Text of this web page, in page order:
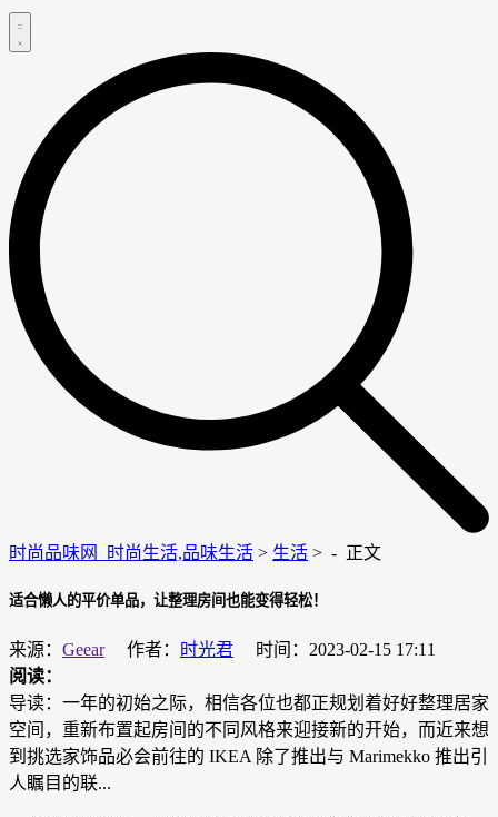
时尚品味网_时尚生活,品味生活 > 生活 > - 正文
适合懒人的平价单品，让整理房间也能变得轻松！
来源： Geear 作者： 时光君
时间：2023-02-15 17:11
阅读：
导读：一年的初始之际，相信各位也都正规划着好好整理居家
空间，重新布置起房间的不同风格来迎接新的开始，而近来想
到挑选家饰品必会前往的 IKEA 除了推出与 Marimekko 推出引
人瞩目的联...